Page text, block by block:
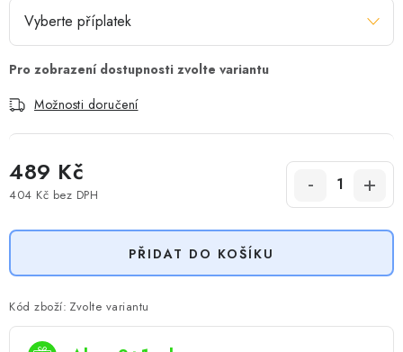
Možnosti doručení
489 Kč
404 Kč bez DPH
PŘIDAT DO KOŠÍKU
Kód zboží: Zvolte variantu